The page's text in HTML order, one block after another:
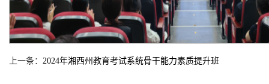
上一条： 2024年湘西州教育考试系统骨干能力素质提升班